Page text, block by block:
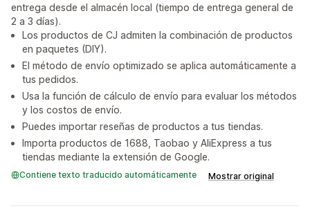
entrega desde el almacén local (tiempo de entrega general de
2 a 3 días).
Los productos de CJ admiten la combinación de productos
en paquetes (DIY).
El método de envío optimizado se aplica automáticamente a
tus pedidos.
Usa la función de cálculo de envío para evaluar los métodos
y los costos de envío.
Puedes importar reseñas de productos a tus tiendas.
Importa productos de 1688, Taobao y AliExpress a tus
tiendas mediante la extensión de Google.
Contiene texto traducido automáticamente Mostrar original